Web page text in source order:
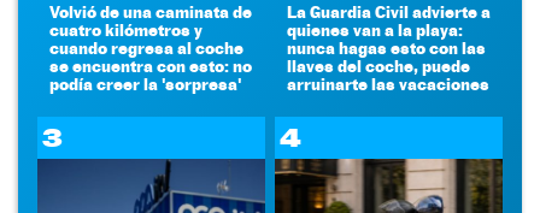
Volvió de una caminata de
cuatro kilómetros y
cuando regresa al coche
se encuentra con esto: no
podía creer la 'sorpresa'
La Guardia Civil advierte a
quienes van a la playa:
nunca hagas esto con las
llaves del coche, puede
arruinarte las vacaciones
3 4